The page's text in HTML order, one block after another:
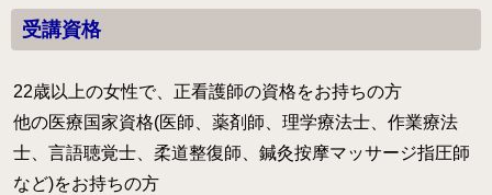
受講資格
22歳以上の女性で、正看護師の資格をお持ちの方
他の医療国家資格(医師、薬剤師、理学療法士、作業療法
士、言語聴覚士、柔道整復師、鍼灸按摩マッサージ指圧師
など)をお持ちの方